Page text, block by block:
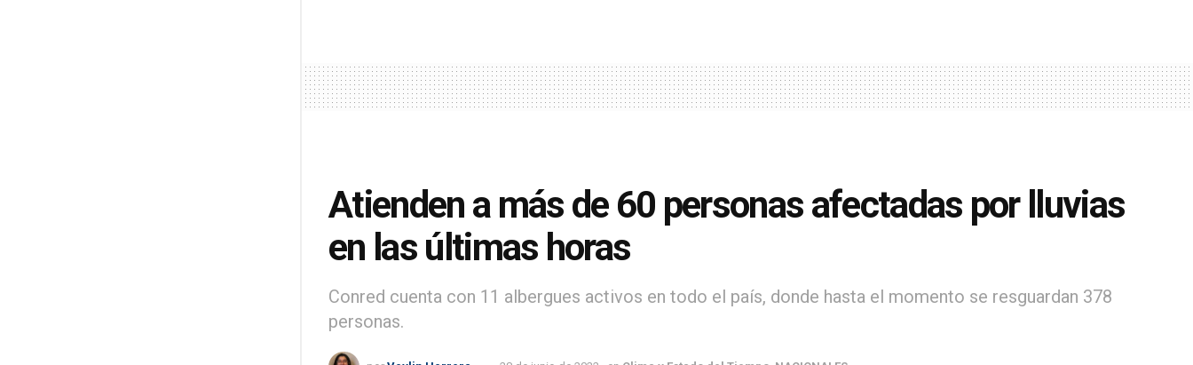
Atienden a más de 60 personas afectadas por lluvias
en las últimas horas
Conred cuenta con 11 albergues activos en todo el país, donde hasta el momento se resguardan 378
personas.